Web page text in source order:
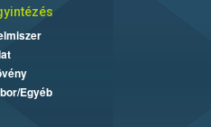
Egyéb